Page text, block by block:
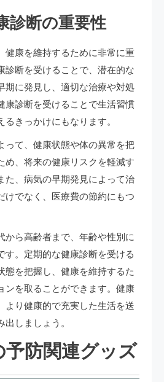
診断の重要性
健康を維持するために非常に重
診断を受けることで、潜在的な
期に発見し、適切な治療や対処
康診断を受けることで生活習慣
きっかけにもなります。
って、健康状態や体の異常を把
め、将来の健康リスクを軽減す
た、病気の早期発見によって治
けでなく、医療費の節約にもつ
から高齢者まで、年齢や性別に
す。定期的な健康診断を受ける
態を把握し、健康を維持するた
ンを取ることができます。健康
より健康的で充実した生活を送
しましょう。
防関連グッズ